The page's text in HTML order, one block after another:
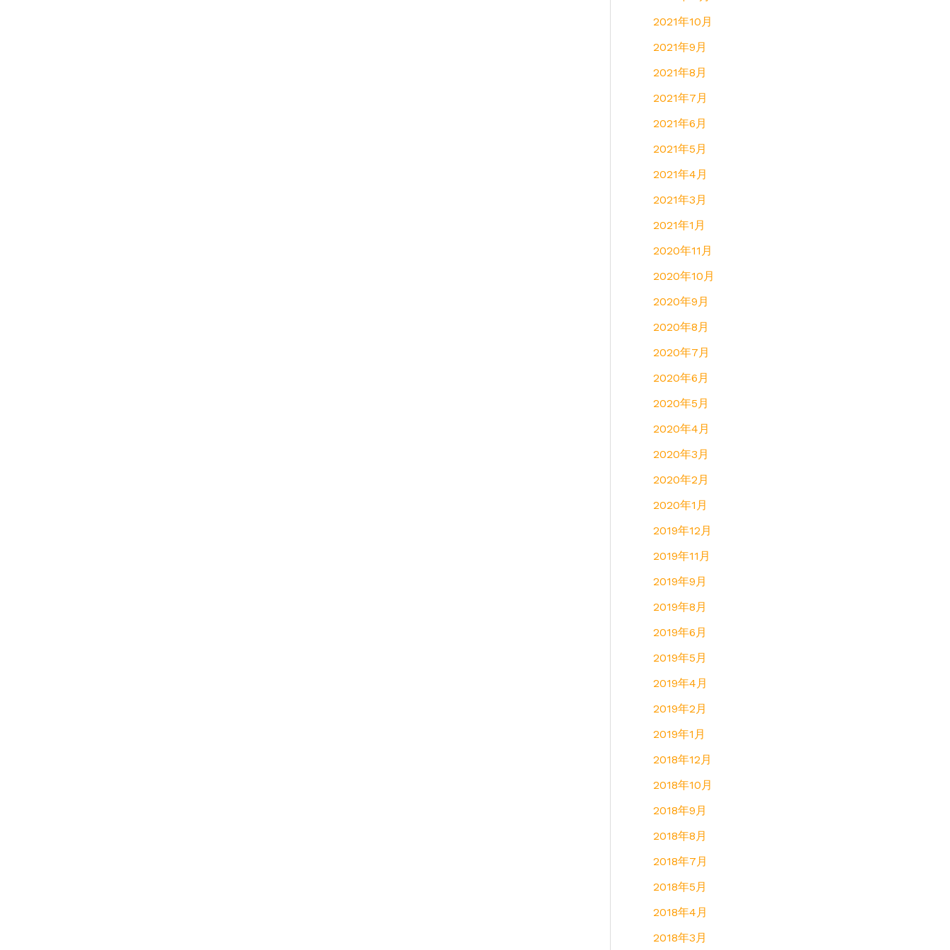
2021年10月
2021年9月
2021年8月
2021年7月
2021年6月
2021年5月
2021年4月
2021年3月
2021年1月
2020年11月
2020年10月
2020年9月
2020年8月
2020年7月
2020年6月
2020年5月
2020年4月
2020年3月
2020年2月
2020年1月
2019年12月
2019年11月
2019年9月
2019年8月
2019年6月
2019年5月
2019年4月
2019年2月
2019年1月
2018年12月
2018年10月
2018年9月
2018年8月
2018年7月
2018年5月
2018年4月
2018年3月